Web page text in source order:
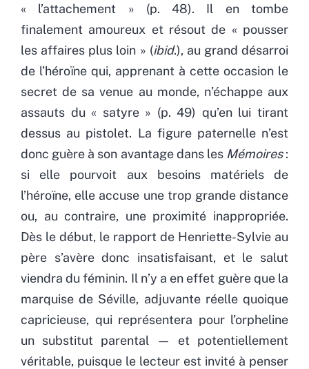
« l’attachement » (p. 48). Il en tombe
finalement amoureux et résout de « pousser
les affaires plus loin » (ibid.), au grand désarroi
de l’héroïne qui, apprenant à cette occasion le
secret de sa venue au monde, n’échappe aux
assauts du « satyre » (p. 49) qu’en lui tirant
dessus au pistolet. La figure paternelle n’est
donc guère à son avantage dans les Mémoires:
si elle pourvoit aux besoins matériels de
l’héroïne, elle accuse une trop grande distance
ou, au contraire, une proximité inappropriée.
Dès le début, le rapport de Henriette-Sylvie au
père s’avère donc insatisfaisant, et le salut
viendra du féminin. Il n’y a en effet guère que la
marquise de Séville, adjuvante réelle quoique
capricieuse, qui représentera pour l’orpheline
un substitut parental — et potentiellement
véritable, puisque le lecteur est invité à penser